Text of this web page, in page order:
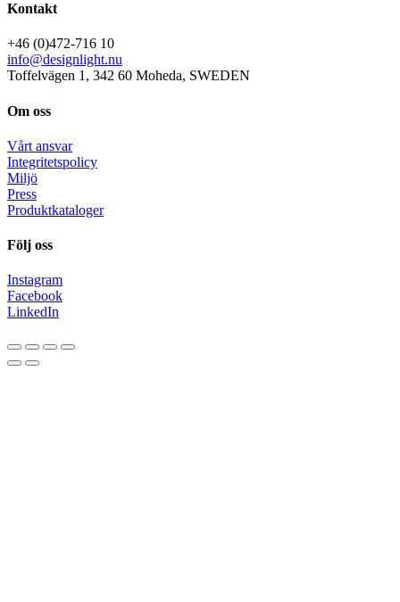
Kontakt
+46 (0)472-716 10
info@designlight.nu
Toffelvägen 1, 342 60 Moheda, SWEDEN
Om oss
Vårt ansvar
Integritetspolicy
Miljö
Press
Produktkataloger
Följ oss
Instagram
Facebook
LinkedIn